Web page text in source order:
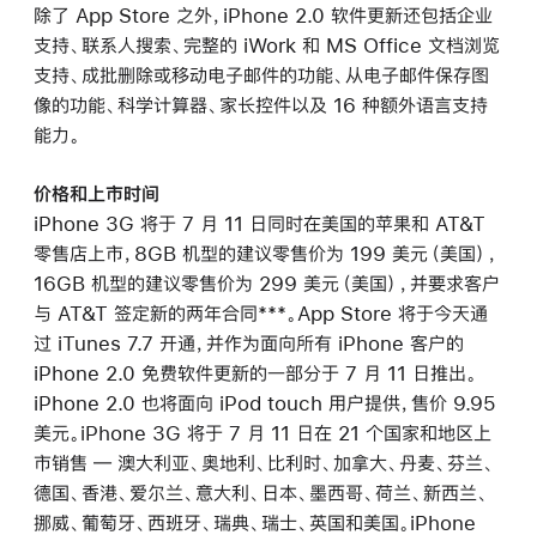
除了 App Store 之外，iPhone 2.0 软件更新还包括企业
支持、联系人搜索、完整的 iWork 和 MS Office 文档浏览
支持、成批删除或移动电子邮件的功能、从电子邮件保存图
像的功能、科学计算器、家长控件以及 16 种额外语言支持
能力。
价格和上市时间
iPhone 3G 将于 7 月 11 日同时在美国的苹果和 AT&T
零售店上市，8GB 机型的建议零售价为 199 美元（美国），
16GB 机型的建议零售价为 299 美元（美国），并要求客户
与 AT&T 签定新的两年合同***。App Store 将于今天通
过 iTunes 7.7 开通，并作为面向所有 iPhone 客户的
iPhone 2.0 免费软件更新的一部分于 7 月 11 日推出。
iPhone 2.0 也将面向 iPod touch 用户提供，售价 9.95
美元。iPhone 3G 将于 7 月 11 日在 21 个国家和地区上
市销售 ― 澳大利亚、奥地利、比利时、加拿大、丹麦、芬兰、
德国、香港、爱尔兰、意大利、日本、墨西哥、荷兰、新西兰、
挪威、葡萄牙、西班牙、瑞典、瑞士、英国和美国。iPhone